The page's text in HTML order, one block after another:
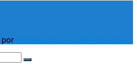
por Webmundo soluções Interativas